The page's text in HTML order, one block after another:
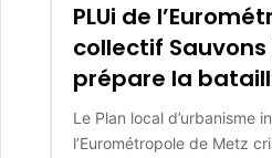
PLUi de
collectif
prépare la
Le Plan local d’urbanisme
l’Eurométropole de Metz